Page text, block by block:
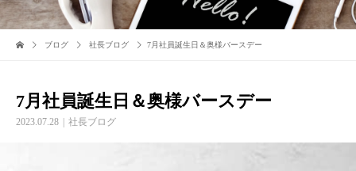
ブログ 社長ブログ 7月社員誕生日＆奥様バースデー
7月社員誕生日＆奥様バースデー
2023.07.28 社長ブログ